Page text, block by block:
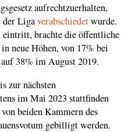
aufrechtzuerhalten,
der Ligaverabschiedetwurde.
eintritt, brachte die öffentliche
neue Höhen, von 17% bei
38% im August 2019.
zur nächsten
im Mai 2023 stattfinden
beiden Kammern des
gebilligt werden.